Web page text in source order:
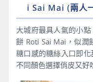
i Sai Mai​ (兩人
大城府最具人氣的小
餅 Roti Sai Mai，似潤
糖口感的糖絲入口即
不同顏色選擇俏皮又好